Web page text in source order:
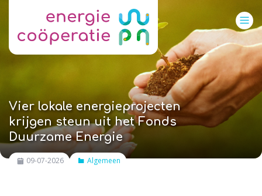
Vier lokale energieprojecten
krijgen steun uit het Fonds
Duurzame Energie
09-07-2026 Algemeen